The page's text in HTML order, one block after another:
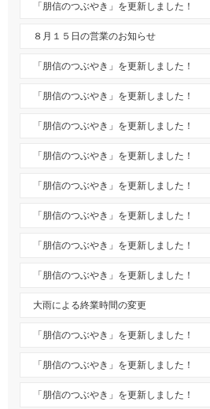
「朋信のつぶやき」を更新しました！
８月１５日の営業のお知らせ
「朋信のつぶやき」を更新しました！
「朋信のつぶやき」を更新しました！
「朋信のつぶやき」を更新しました！
「朋信のつぶやき」を更新しました！
「朋信のつぶやき」を更新しました！
「朋信のつぶやき」を更新しました！
「朋信のつぶやき」を更新しました！
「朋信のつぶやき」を更新しました！
大雨による終業時間の変更
「朋信のつぶやき」を更新しました！
「朋信のつぶやき」を更新しました！
「朋信のつぶやき」を更新しました！